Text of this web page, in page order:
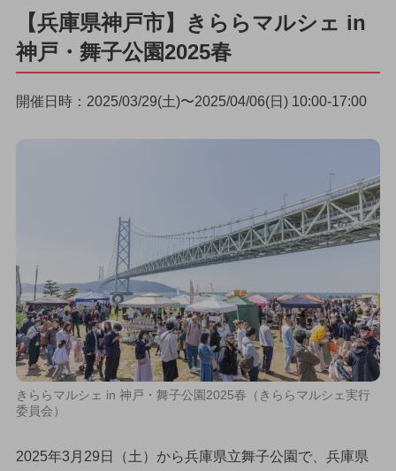
【兵庫県神戸市】きららマルシェ in
神戸・舞子公園2025春
開催日時：2025/03/29(土)〜2025/04/06(日) 10:00-17:00
きららマルシェ in 神戸・舞子公園2025春（きららマルシェ実行
委員会）
2025年3月29日（土）から兵庫県立舞子公園で、兵庫県